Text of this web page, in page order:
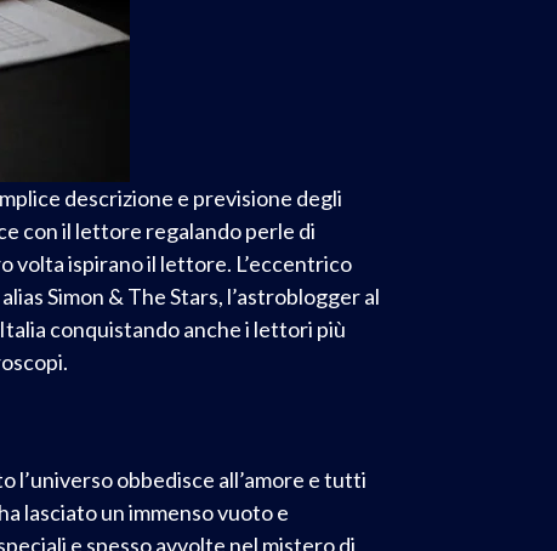
descrizione e previsione degli
con il lettore regalando perle di
volta ispirano il lettore. L’eccentrico
Simon & The Stars, l’astroblogger al
conquistando anche i lettori più
l’universo obbedisce all’amore e tutti
lasciato un immenso vuoto e
e spesso avvolte nel mistero di